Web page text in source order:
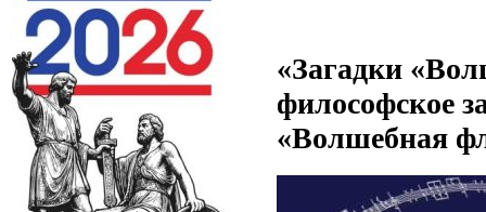
«Загадки
философское
«Волшебная